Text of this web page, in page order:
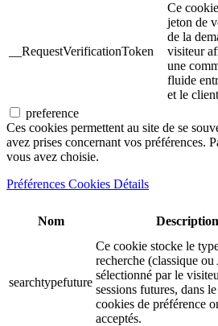
__RequestVerificationToken
Ce
jeton de
de la
visiteur
une
fluide
et le
preference
Ces cookies permettent au site de se
avez prises concernant vos préférences.
vous avez choisie.
Préférences Cookies Détails
Nom Description
searchtypefuture
Ce cookie stocke le
recherche (classique
sélectionné par le
sessions futures, dans
cookies de préférence
acceptés.